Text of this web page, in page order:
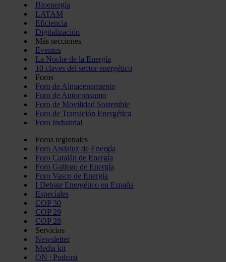
Bioenergía
LATAM
Eficiencia
Digitalización
Más secciones
Eventos
La Noche de la Energía
10 claves del sector energético
Foros
Foro de Almacenamiento
Foro de Autoconsumo
Foro de Movilidad Sostenible
Foro de Transición Energética
Foro Industrial
Foros regionales
Foro Andaluz de Energía
Foro Catalán de Energía
Foro Gallego de Energía
Foro Vasco de Energía
I Debate Energético en España
Especiales
COP 30
COP 29
COP 28
Servicios
Newsletter
Media kit
ON | Podcast